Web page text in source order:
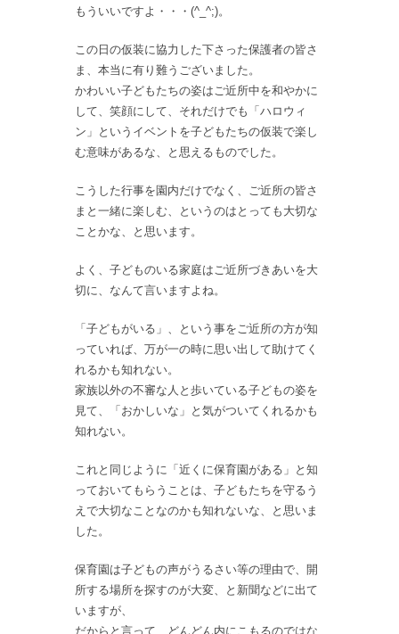
もういいですよ・・・(^_^;)。
この日の仮装に協力した下さった保護者の皆さ
ま、本当に有り難うございました。
かわいい子どもたちの姿はご近所中を和やかに
して、笑顔にして、それだけでも「ハロウィ
ン」というイベントを子どもたちの仮装で楽し
む意味があるな、と思えるものでした。
こうした行事を園内だけでなく、ご近所の皆さ
まと一緒に楽しむ、というのはとっても大切な
ことかな、と思います。
よく、子どものいる家庭はご近所づきあいを大
切に、なんて言いますよね。
「子どもがいる」、という事をご近所の方が知
っていれば、万が一の時に思い出して助けてく
れるかも知れない。
家族以外の不審な人と歩いている子どもの姿を
見て、「おかしいな」と気がついてくれるかも
知れない。
これと同じように「近くに保育園がある」と知
っておいてもらうことは、子どもたちを守るう
えで大切なことなのかも知れないな、と思いま
した。
保育園は子どもの声がうるさい等の理由で、開
所する場所を探すのが大変、と新聞などに出て
いますが、
だからと言って、どんどん内にこもるのではな